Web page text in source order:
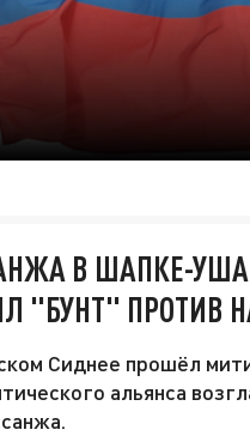
В ШАПКЕ-
"БУНТ" ПРОТИВ
Сиднее прошёл
альянса